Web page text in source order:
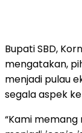
Bupati SBD,
mengatakan,
menjadi pulau
segala aspek
“Kami